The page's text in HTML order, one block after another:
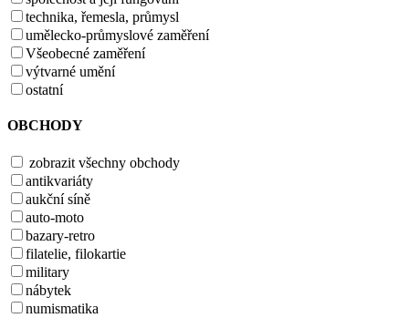
technika, řemesla, průmysl
umělecko-průmyslové zaměření
Všeobecné zaměření
výtvarné umění
ostatní
OBCHODY
zobrazit všechny obchody
antikvariáty
aukční síně
auto-moto
bazary-retro
filatelie, filokartie
military
nábytek
numismatika